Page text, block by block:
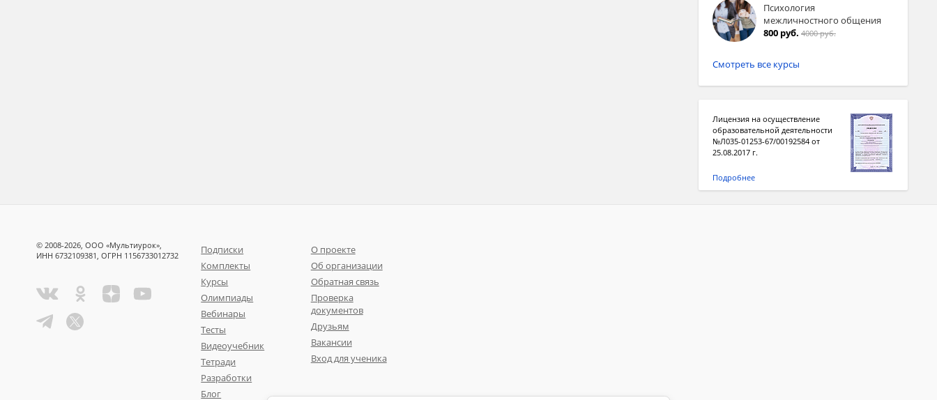
Психология
межличностного общения
800 руб. 4000 руб.
Смотреть все курсы
Лицензия на осуществление
образовательной деятельности
№Л035-01253-67/00192584 от
25.08.2017 г.
Подробнее
© 2008-2026, ООО «Мультиурок»,
ИНН 6732109381, ОГРН 1156733012732
Подписки
Комплекты
Курсы
Олимпиады
Вебинары
Тесты
Видеоучебник
Тетради
Разработки
Блог
О проекте
Об организации
Обратная связь
Проверка
документов
Друзьям
Вакансии
Вход для ученика